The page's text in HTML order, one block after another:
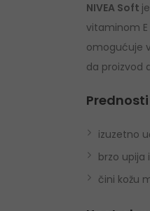
NIVEA Soft
vitaminom
omogućuje
da proizvod
izuzetno
brzo upija
čini kožu